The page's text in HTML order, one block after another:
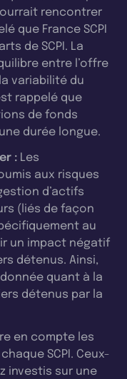
rencontrer
que France SCPI
de SCPI. La
entre l’offre
variabilité du
rappelé que
de fonds
durée longue.
: Les
aux risques
d’actifs
(liés de façon
au
un impact négatif
détenus. Ainsi,
quant à la
détenus par la
en compte les
SCPI. Ceux-
investis sur une